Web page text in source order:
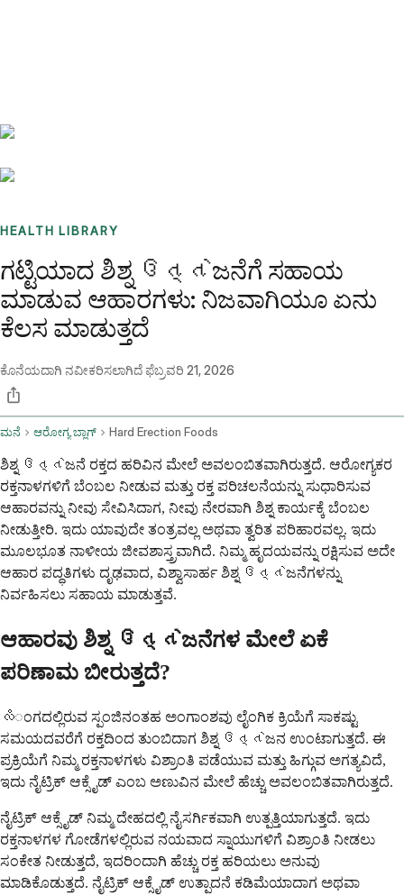
HEALTH LIBRARY
ಗಟ್ಟಿಯಾದ ಶಿಶ್ನ ઉત્તેಜನೆಗೆ ಸಹಾಯ
ಮಾಡುವ ಆಹಾರಗಳು: ನಿಜವಾಗಿಯೂ ಏನು
ಕೆಲಸ ಮಾಡುತ್ತದೆ
ಕೊನೆಯದಾಗಿ ನವೀಕರಿಸಲಾಗಿದೆಫೆಬ್ರವರಿ 21, 2026
ಮನೆ ಆರೋಗ್ಯ ಬ್ಲಾಗ್ Hard Erection Foods
ಶಿಶ್ನ ઉત્તેಜನೆ ರಕ್ತದ ಹರಿವಿನ ಮೇಲೆ ಅವಲಂಬಿತವಾಗಿರುತ್ತದೆ. ಆರೋಗ್ಯಕರ
ರಕ್ತನಾಳಗಳಿಗೆ ಬೆಂಬಲ ನೀಡುವ ಮತ್ತು ರಕ್ತ ಪರಿಚಲನೆಯನ್ನು ಸುಧಾರಿಸುವ
ಆಹಾರವನ್ನು ನೀವು ಸೇವಿಸಿದಾಗ, ನೀವು ನೇರವಾಗಿ ಶಿಶ್ನ ಕಾರ್ಯಕ್ಕೆ ಬೆಂಬಲ
ನೀಡುತ್ತೀರಿ. ಇದು ಯಾವುದೇ ತಂತ್ರವಲ್ಲ ಅಥವಾ ತ್ವರಿತ ಪರಿಹಾರವಲ್ಲ. ಇದು
ಮೂಲಭೂತ ನಾಳೀಯ ಜೀವಶಾಸ್ತ್ರವಾಗಿದೆ. ನಿಮ್ಮ ಹೃದಯವನ್ನು ರಕ್ಷಿಸುವ ಅದೇ
ಆಹಾರ ಪದ್ಧತಿಗಳು ದೃಢವಾದ, ವಿಶ್ವಾಸಾರ್ಹ ಶಿಶ್ನ ઉત્તેಜನೆಗಳನ್ನು
ನಿರ್ವಹಿಸಲು ಸಹಾಯ ಮಾಡುತ್ತವೆ.
ಆಹಾರವು ಶಿಶ್ನ ઉત્તેಜನೆಗಳ ಮೇಲೆ ಏಕೆ
ಪರಿಣಾಮ ಬೀರುತ್ತದೆ?
လိಂಗದಲ್ಲಿರುವ ಸ್ಪಂಜಿನಂತಹ ಅಂಗಾಂಶವು ಲೈಂಗಿಕ ಕ್ರಿಯೆಗೆ ಸಾಕಷ್ಟು
ಸಮಯದವರೆಗೆ ರಕ್ತದಿಂದ ತುಂಬಿದಾಗ ಶಿಶ್ನ ઉત્તેಜನ ಉಂಟಾಗುತ್ತದೆ. ಈ
ಪ್ರಕ್ರಿಯೆಗೆ ನಿಮ್ಮ ರಕ್ತನಾಳಗಳು ವಿಶ್ರಾಂತಿ ಪಡೆಯುವ ಮತ್ತು ಹಿಗ್ಗುವ ಅಗತ್ಯವಿದೆ,
ಇದು ನೈಟ್ರಿಕ್ ಆಕ್ಸೈಡ್ ಎಂಬ ಅಣುವಿನ ಮೇಲೆ ಹೆಚ್ಚು ಅವಲಂಬಿತವಾಗಿರುತ್ತದೆ.
ನೈಟ್ರಿಕ್ ಆಕ್ಸೈಡ್ ನಿಮ್ಮ ದೇಹದಲ್ಲಿ ನೈಸರ್ಗಿಕವಾಗಿ ಉತ್ಪತ್ತಿಯಾಗುತ್ತದೆ. ಇದು
ರಕ್ತನಾಳಗಳ ಗೋಡೆಗಳಲ್ಲಿರುವ ನಯವಾದ ಸ್ನಾಯುಗಳಿಗೆ ವಿಶ್ರಾಂತಿ ನೀಡಲು
ಸಂಕೇತ ನೀಡುತ್ತದೆ, ಇದರಿಂದಾಗಿ ಹೆಚ್ಚು ರಕ್ತ ಹರಿಯಲು ಅನುವು
ಮಾಡಿಕೊಡುತ್ತದೆ. ನೈಟ್ರಿಕ್ ಆಕ್ಸೈಡ್ ಉತ್ಪಾದನೆ ಕಡಿಮೆಯಾದಾಗ ಅಥವಾ